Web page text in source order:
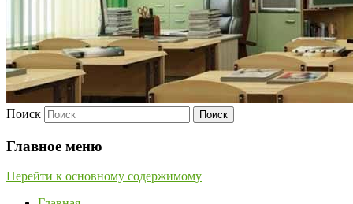
Поиск
Главное меню
Перейти к основному содержимому